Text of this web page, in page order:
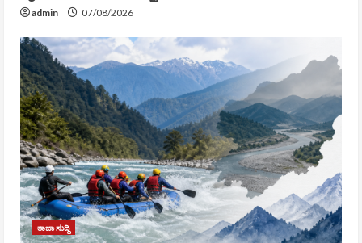
admin 07/08/2026
ತಾಜಾ ಸುದ್ದಿ